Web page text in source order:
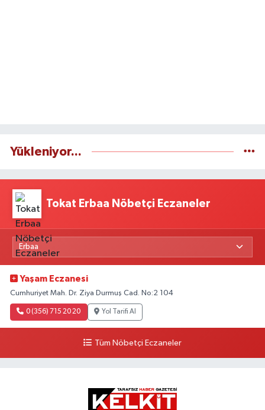
Yükleniyor...
Tokat Erbaa Nöbetçi Eczaneler
Yaşam Eczanesi
Cumhuriyet Mah. Dr. Ziya Durmuş Cad. No:2 104
0 (356) 715 20 20 Yol Tarifi Al
Tüm Nöbetçi Eczaneler